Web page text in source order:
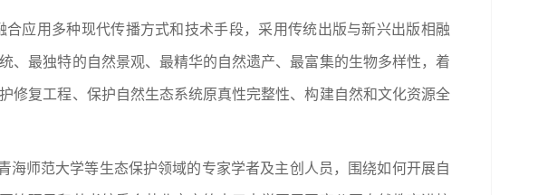
应用多种现代传播方式和技术手段，采用传统出版与新兴出版相融
、最独特的自然景观、最精华的自然遗产、最富集的生物多样性，着
修复工程、保护自然生态系统原真性完整性、构建自然和文化资源全
海师范大学等生态保护领域的专家学者及主创人员，围绕如何开展自